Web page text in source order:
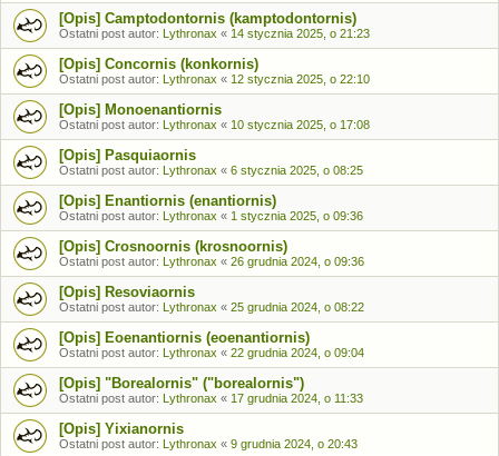
[Opis] Camptodontornis (kamptodontornis)
Ostatni post autor: Lythronax « 14 stycznia 2025, o 21:23
[Opis] Concornis (konkornis)
Ostatni post autor: Lythronax « 12 stycznia 2025, o 22:10
[Opis] Monoenantiornis
Ostatni post autor: Lythronax « 10 stycznia 2025, o 17:08
[Opis] Pasquiaornis
Ostatni post autor: Lythronax « 6 stycznia 2025, o 08:25
[Opis] Enantiornis (enantiornis)
Ostatni post autor: Lythronax « 1 stycznia 2025, o 09:36
[Opis] Crosnoornis (krosnoornis)
Ostatni post autor: Lythronax « 26 grudnia 2024, o 09:36
[Opis] Resoviaornis
Ostatni post autor: Lythronax « 25 grudnia 2024, o 08:22
[Opis] Eoenantiornis (eoenantiornis)
Ostatni post autor: Lythronax « 22 grudnia 2024, o 09:04
[Opis] "Borealornis" ("borealornis")
Ostatni post autor: Lythronax « 17 grudnia 2024, o 11:33
[Opis] Yixianornis
Ostatni post autor: Lythronax « 9 grudnia 2024, o 20:43